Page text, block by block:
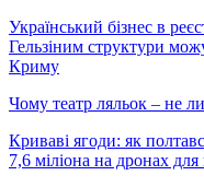
Український бізнес в
Гельзіним структури
Криму
Чому театр ляльок – не
Криваві ягоди: як
7,6 міліона на дронах для